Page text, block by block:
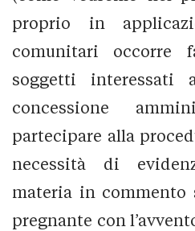
proprio in
comunitari
soggetti
concessione
partecipare alla
necessità di
materia in
pregnante con